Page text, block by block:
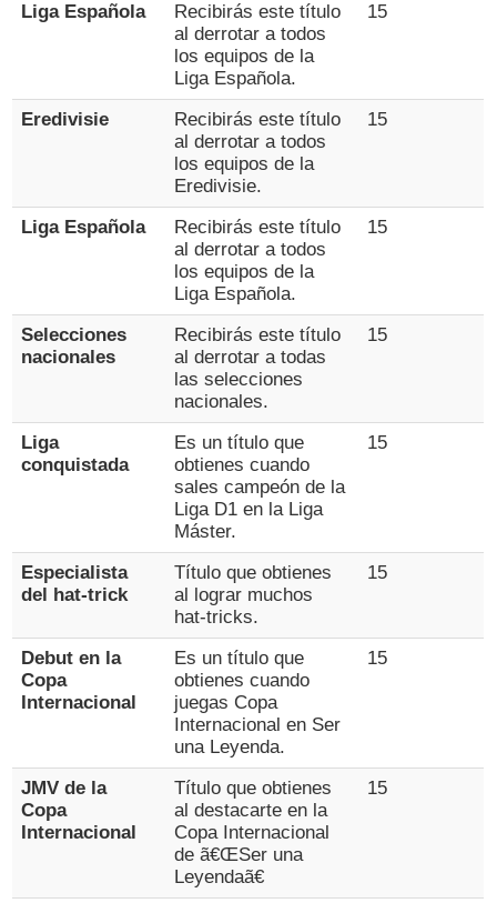
Liga Española
Recibirás este título
al derrotar a todos
los equipos de la
Liga Española.
15
Eredivisie
Recibirás este título
al derrotar a todos
los equipos de la
Eredivisie.
15
Liga Española
Recibirás este título
al derrotar a todos
los equipos de la
Liga Española.
15
Selecciones
nacionales
Recibirás este título
al derrotar a todas
las selecciones
nacionales.
15
Liga
conquistada
Es un título que
obtienes cuando
sales campeón de la
Liga D1 en la Liga
Máster.
15
Especialista
del hat-trick
Título que obtienes
al lograr muchos
hat-tricks.
15
Debut en la
Copa
Internacional
Es un título que
obtienes cuando
juegas Copa
Internacional en Ser
una Leyenda.
15
JMV de la
Copa
Internacional
Título que obtienes
al destacarte en la
Copa Internacional
de ã€ŒSer una
Leyendaã€
15